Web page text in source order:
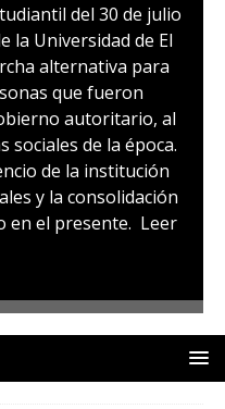
del 30 de julio
la Universidad de El
alternativa para
que fueron
autoritario, al
sociales de la época.
de la institución
y la consolidación
el presente. Leer